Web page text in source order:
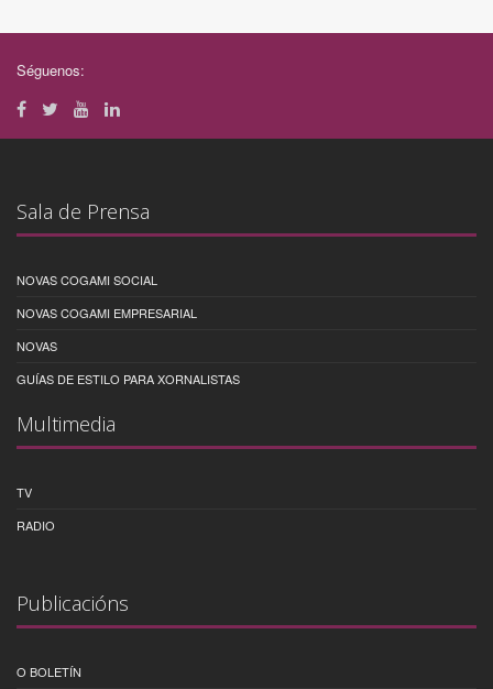
Séguenos:
Sala de Prensa
NOVAS COGAMI SOCIAL
NOVAS COGAMI EMPRESARIAL
NOVAS
GUÍAS DE ESTILO PARA XORNALISTAS
Multimedia
TV
RADIO
Publicacións
O BOLETÍN